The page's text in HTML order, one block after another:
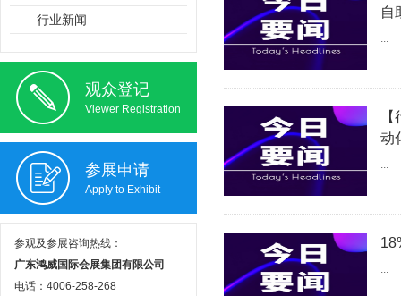
行业新闻
观众登记
Viewer Registration
参展申请
Apply to Exhibit
参观及参展咨询热线：
广东鸿威国际会展集团有限公司
电话：4006-258-268
自
...
动
...
...